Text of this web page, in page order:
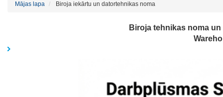
Mājas lapa Biroja iekārtu un datortehnikas noma
Biroja tehnikas noma